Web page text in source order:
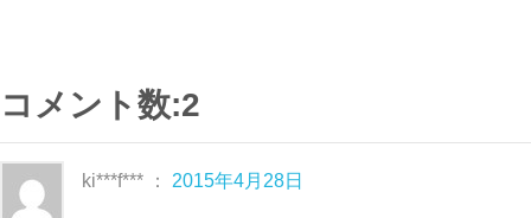
また、姿勢を改善し、ゆったりと呼吸
精神が安定
し、深いリラックス効果
コメント数:2
ki***f*** ： 2015年4月28日